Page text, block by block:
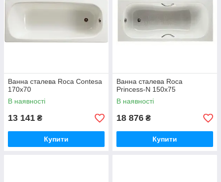
Ванна сталева Roca Contesa
170x70
В наявності
13 141 ₴
Купити
Ванна сталева Roca
Princess-N 150x75
В наявності
18 876 ₴
Купити